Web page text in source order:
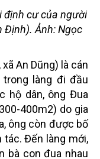
định cư của người
Định). Ảnh: Ngọc
An Dũng) là cán
làng đi đầu
hộ dân, ông Đua
400m2) do gia
ông còn được bố
tác. Đến làng mới,
bà con đua nhau